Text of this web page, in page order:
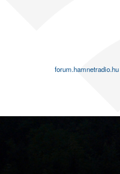
forum.hamnetradio.hu